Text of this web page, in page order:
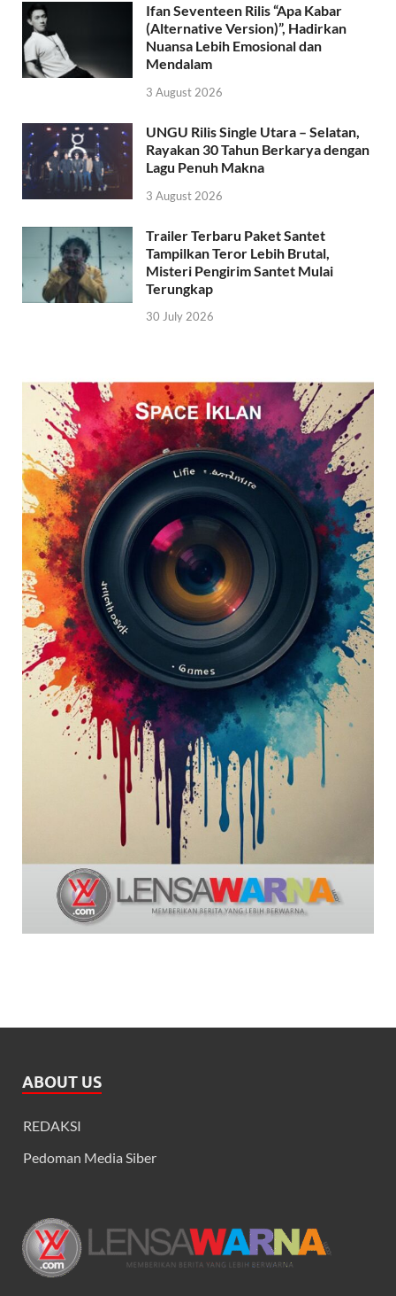
Ifan Seventeen Rilis “Apa Kabar
(Alternative Version)”, Hadirkan
Nuansa Lebih Emosional dan
Mendalam
3 August 2026
UNGU Rilis Single Utara – Selatan,
Rayakan 30 Tahun Berkarya dengan
Lagu Penuh Makna
3 August 2026
Trailer Terbaru Paket Santet
Tampilkan Teror Lebih Brutal,
Misteri Pengirim Santet Mulai
Terungkap
30 July 2026
ABOUT US
REDAKSI
Pedoman Media Siber